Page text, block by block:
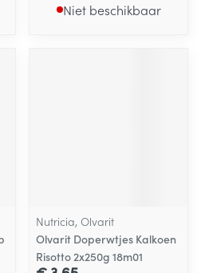
Niet beschikbaar
Nutricia, Olvarit
Olvarit Doperwtjes Kalkoen
Risotto 2x250g 18m01